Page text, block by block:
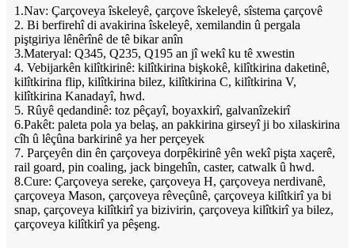
1.Nav: Çarçoveya îskeleyê, çarçove îskeleyê, sîstema çarçovê
2. Bi berfirehî di avakirina îskeleyê, xemilandin û pergala
piştgiriya lênêrînê de tê bikar anîn
3.Materyal: Q345, Q235, Q195 an jî wekî ku tê xwestin
4. Vebijarkên kilîtkirinê: kilîtkirina bişkokê, kilîtkirina daketinê,
kilîtkirina flip, kilîtkirina bilez, kilîtkirina C, kilîtkirina V,
kilîtkirina Kanadayî, hwd.
5. Rûyê qedandinê: toz pêçayî, boyaxkirî, galvanîzekirî
6.Pakêt: paleta pola ya belaş, an pakkirina girseyî ji bo xilaskirina
cîh û lêçûna barkirinê ya her perçeyek
7. Parçeyên din ên çarçoveya dorpêkirinê yên wekî pişta xaçerê,
rail goard, pin coaling, jack bingehîn, caster, catwalk û hwd.
8.Cure: Çarçoveya sereke, çarçoveya H, çarçoveya nerdivanê,
çarçoveya Mason, çarçoveya rêveçûnê, çarçoveya kilîtkirî ya bi
snap, çarçoveya kilîtkirî ya bizivirin, çarçoveya kilîtkirî ya bilez,
çarçoveya kilîtkirî ya pêşeng.